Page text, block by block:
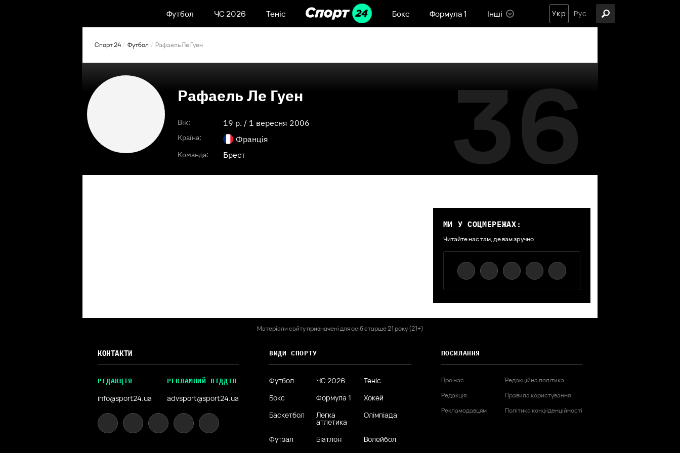
Футбол ЧС 2026 Теніс Бокс Формула 1 Інші Укр Рус
Спорт 24 Футбол Рафаель Ле Гуен
Рафаель Ле Гуен
Вік: 19 p. / 1 вересня 2006
Країна: Франція
Команда: Брест 36
МИ У СОЦМЕРЕЖАХ:
Читайте нас там, де вам зручно
Матеріали сайту призначені для осіб старше 21 року (21+)
КОНТАКТИ
РЕДАКЦІЯ
info@sport24.ua
РЕКЛАМНИЙ ВІДДІЛ
advsport@sport24.ua
ВИДИ СПОРТУ
Футбол ЧС 2026
Теніс
Бокс
Формула 1
Хокей
Баскетбол
Легка
атлетика
Олімпіада
Футзал Біатлон
Волейбол
ПОСИЛАННЯ
Про нас
Редакція
Рекламодавцям
Редакційна політика
Правила користування
Політика конфіденційності